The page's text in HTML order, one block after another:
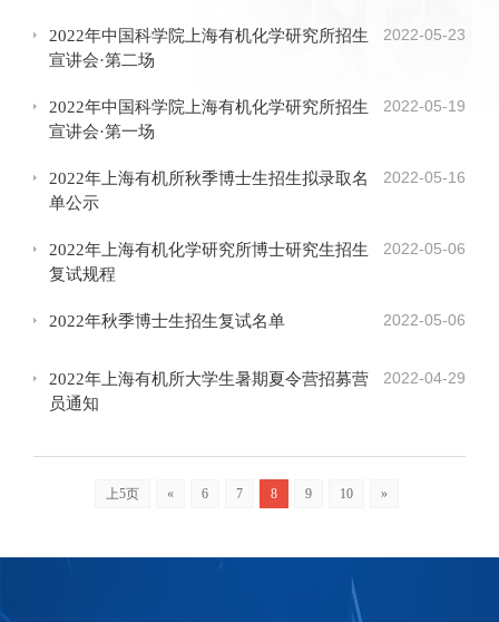
2022-05-23
2022年中国科学院上海有机化学研究所招生
宣讲会·第二场
2022-05-19
2022年中国科学院上海有机化学研究所招生
宣讲会·第一场
2022-05-16
2022年上海有机所秋季博士生招生拟录取名
单公示
2022-05-06
2022年上海有机化学研究所博士研究生招生
复试规程
2022-05-06
2022年秋季博士生招生复试名单
2022-04-29
2022年上海有机所大学生暑期夏令营招募营
员通知
上5页 « 6 7 8 9 10 »